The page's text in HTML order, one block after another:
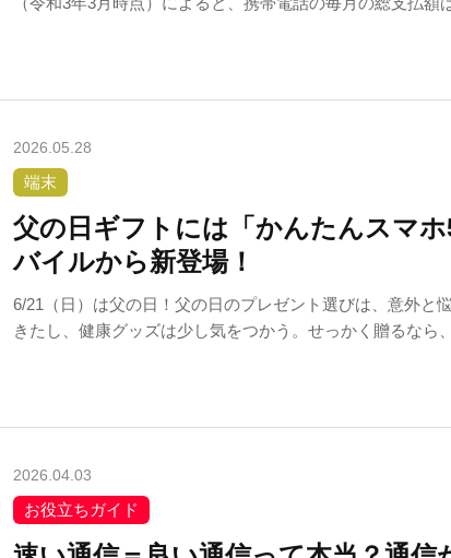
2026.05.28
端末
父の日ギフトには「かんたんスマ
バイルから新登場！
6/21（日）は父の日！父の日のプレゼント選びは、意外と
きたし、健康グッズは少し気をつかう。せっかく贈るなら
2026.04.03
お役立ちガイド